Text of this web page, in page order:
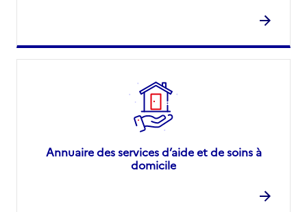
Annuaire des services d’aide et de soins à
domicile